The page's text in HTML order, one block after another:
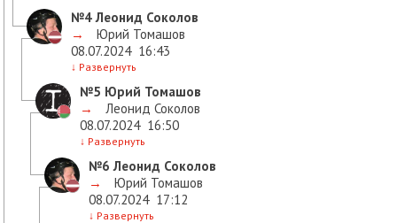
№4Леонид Соколов
→
Юрий Томашов
08.07.2024 16:43
↓ Развернуть
№5 Юрий Томашов
→
Леонид Соколов
08.07.2024 16:50
↓ Развернуть
№6 Леонид Соколов
→
Юрий Томашов
08.07.2024 17:12
↓ Развернуть